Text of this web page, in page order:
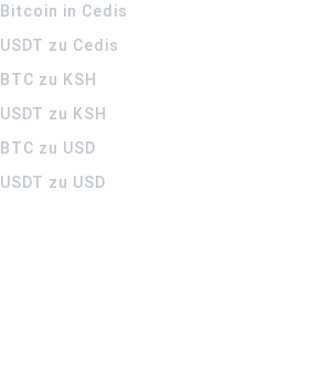
Bitcoin in Cedis
USDT zu Cedis
BTC zu KSH
USDT zu KSH
BTC zu USD
USDT zu USD